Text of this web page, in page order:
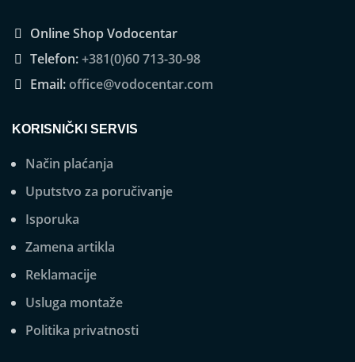
Online Shop Vodocentar
Telefon:+381(0)60 713-30-98
Email:office@vodocentar.com
KORISNIČKI SERVIS
Način plaćanja
Uputstvo za poručivanje
Isporuka
Zamena artikla
Reklamacije
Usluga montaže
Politika privatnosti